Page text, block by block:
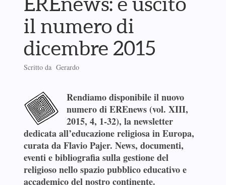
il numero di
dicembre 2015
Scritto da Gerardo
Rendiamo disponibile il nuovo
numero diEREnews(vol. XIII,
2015, 4, 1-32), la newsletter
dedicata all’educazione religiosa in Europa,
curata daFlavio Pajer. News, documenti,
eventi e bibliografia sulla gestione del
religioso nello spazio pubblico educativo e
accademico del nostro continente.